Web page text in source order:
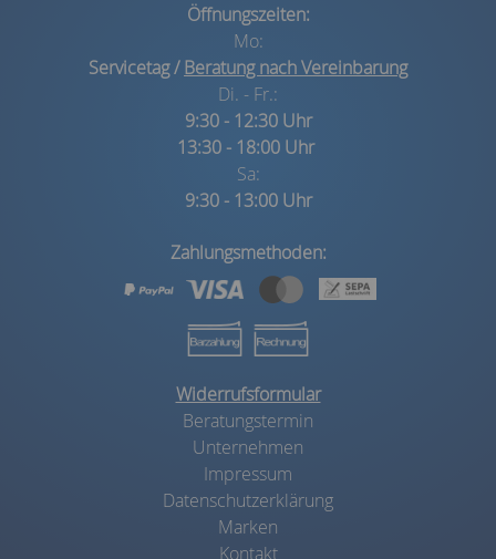
Öffnungszeiten:
Mo:
Servicetag /Beratung nach Vereinbarung
Di. - Fr.:
9:30 - 12:30 Uhr
13:30 - 18:00 Uhr
Sa:
9:30 - 13:00 Uhr
Zahlungsmethoden:
Widerrufsformular
Beratungstermin
Unternehmen
Impressum
Datenschutzerklärung
Marken
Kontakt